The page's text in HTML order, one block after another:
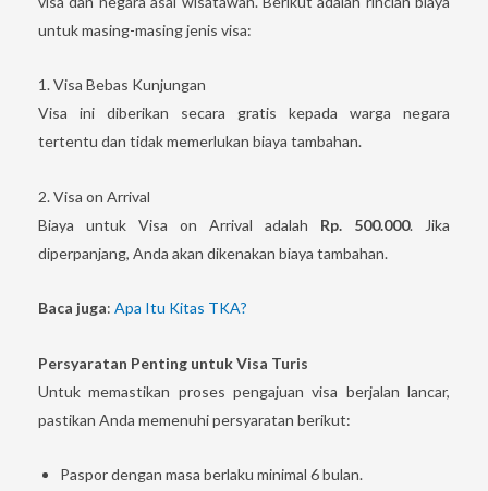
untuk masing-masing jenis visa:
1. Visa Bebas Kunjungan
Visa ini diberikan secara gratis kepada warga negara
tertentu dan tidak memerlukan biaya tambahan.
2. Visa on Arrival
Biaya untuk Visa on Arrival adalah Rp. 500.000. Jika
diperpanjang, Anda akan dikenakan biaya tambahan.
Baca juga: Apa Itu Kitas TKA?
Persyaratan Penting untuk Visa Turis
Untuk memastikan proses pengajuan visa berjalan lancar,
pastikan Anda memenuhi persyaratan berikut:
Paspor dengan masa berlaku minimal 6 bulan.